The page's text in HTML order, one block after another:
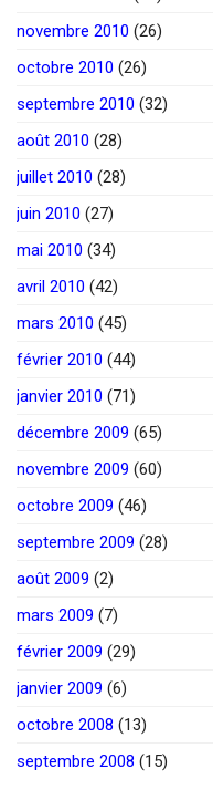
novembre 2010 (26)
octobre 2010 (26)
septembre 2010 (32)
août 2010 (28)
juillet 2010 (28)
juin 2010 (27)
mai 2010 (34)
avril 2010 (42)
mars 2010 (45)
février 2010 (44)
janvier 2010 (71)
décembre 2009 (65)
novembre 2009 (60)
octobre 2009 (46)
septembre 2009 (28)
août 2009 (2)
mars 2009 (7)
février 2009 (29)
janvier 2009 (6)
octobre 2008 (13)
septembre 2008 (15)